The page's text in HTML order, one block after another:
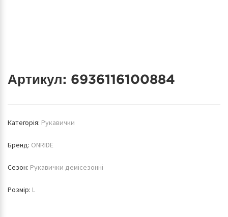
Артикул: 6936116100884
Категорія: Рукавички
Бренд: ONRIDE
Сезон: Рукавички демісезонні
Розмір: L